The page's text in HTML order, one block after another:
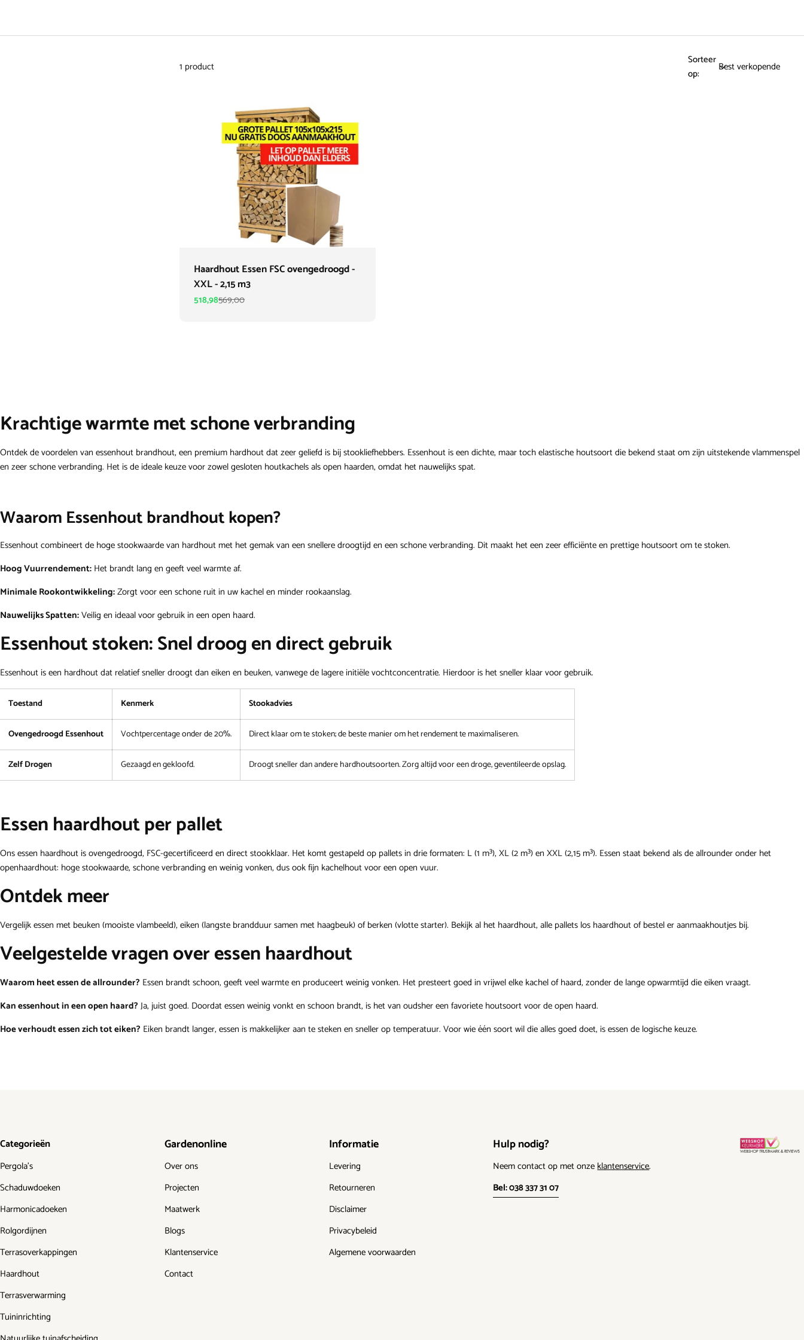
1 product
Sorteer
op:
Haardhout Essen FSC ovengedroogd -
XXL - 2,15 m3
Verkoopprijs
518,98
Normale569,00
Krachtige warmte met schone verbranding
Ontdek de voordelen van essenhout brandhout, een premium hardhout dat zeer geliefd is bij stookliefhebbers. Essenhout is een dichte, maar toch elastische houtsoort die bekend staat om zijn uitstekende vlammenspel
en zeer schone verbranding. Het is de ideale keuze voor zowel gesloten houtkachels als open haarden, omdat het nauwelijks spat.
Waarom Essenhout brandhout kopen?
Essenhout combineert de hoge stookwaarde van hardhout met het gemak van een snellere droogtijd en een schone verbranding. Dit maakt het een zeer efficiënte en prettige houtsoort om te stoken.
Hoog Vuurrendement: Het brandt lang en geeft veel warmte af.
Minimale Rookontwikkeling:Zorgt voor een schone ruit in uw kachel en minder rookaanslag.
Nauwelijks Spatten:Veilig en ideaal voor gebruik in een open haard.
Essenhout stoken: Snel droog en direct gebruik
Essenhout is een hardhout dat relatief sneller droogt dan eiken en beuken, vanwege de lagere initiële vochtconcentratie. Hierdoor is het sneller klaar voor gebruik.
Toestand Kenmerk Stookadvies
Ovengedroogd Essenhout Vochtpercentage onder de 20%. Direct klaar om te stoken; de beste manier om het rendement te maximaliseren.
Zelf Drogen Gezaagd en gekloofd. Droogt sneller dan andere hardhoutsoorten. Zorg altijd voor een droge, geventileerde opslag.
Essen haardhout per pallet
Ons essen haardhout is ovengedroogd, FSC-gecertificeerd en direct stookklaar. Het komt gestapeld op pallets in drie formaten: L (1 m³), XL (2 m³) en XXL (2,15 m³). Essen staat bekend als de allrounder onder het
openhaardhout: hoge stookwaarde, schone verbranding en weinig vonken, dus ook fijn kachelhout voor een open vuur.
Ontdek meer
Vergelijk essen met beuken (mooiste vlambeeld), eiken (langste brandduur samen met haagbeuk) ofberken (vlotte starter). Bekijk al het haardhout, alle pallets los haardhoutof bestel eraanmaakhoutjes bij.
Veelgestelde vragen over essen haardhout
Waarom heet essen de allrounder? Essen brandt schoon, geeft veel warmte en produceert weinig vonken. Het presteert goed in vrijwel elke kachel of haard, zonder de lange opwarmtijd die eiken vraagt.
Kan essenhout in een open haard? Ja, juist goed. Doordat essen weinig vonkt en schoon brandt, is het van oudsher een favoriete houtsoort voor de open haard.
Hoe verhoudt essen zich tot eiken? Eiken brandt langer, essen is makkelijker aan te steken en sneller op temperatuur. Voor wie één soort wil die alles goed doet, is essen de logische keuze.
Categorieën
Pergola's
Schaduwdoeken
Harmonicadoeken
Rolgordijnen
Terrasoverkappingen
Haardhout
Terrasverwarming
Tuininrichting
Gardenonline
Over ons
Projecten
Maatwerk
Blogs
Klantenservice
Contact
Informatie
Levering
Retourneren
Disclaimer
Privacybeleid
Algemene voorwaarden
Hulp nodig?
Neem contact op met onzeklantenservice.
Bel: 038 337 31 07